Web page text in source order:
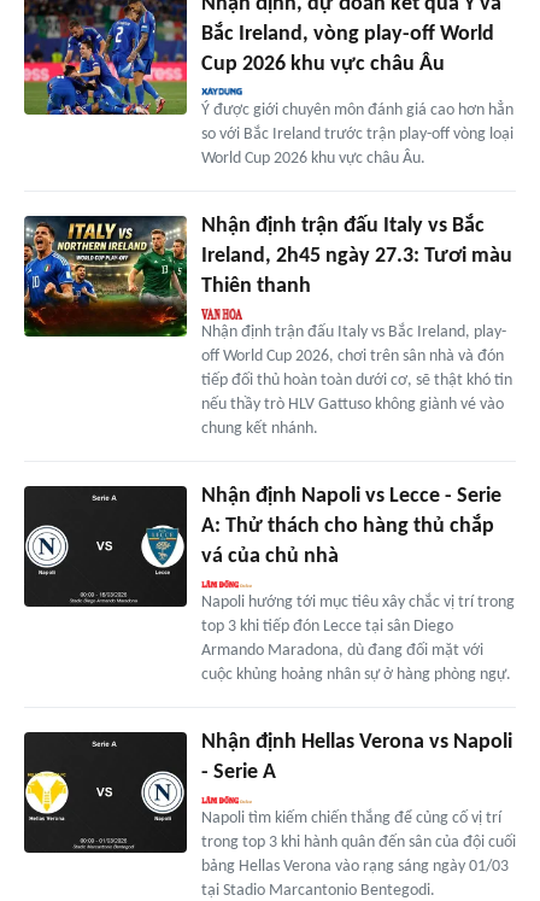
Bắc Ireland, vòng play-off World
Cup 2026 khu vực châu Âu
Ý được giới chuyên môn đánh giá cao hơn hẳn
so với Bắc Ireland trước trận play-off vòng loại
World Cup 2026 khu vực châu Âu.
Nhận định trận đấu Italy vs Bắc
Ireland, 2h45 ngày 27.3: Tươi màu
Thiên thanh
Nhận định trận đấu Italy vs Bắc Ireland, play-
off World Cup 2026, chơi trên sân nhà và đón
tiếp đối thủ hoàn toàn dưới cơ, sẽ thật khó tin
nếu thầy trò HLV Gattuso không giành vé vào
chung kết nhánh.
Nhận định Napoli vs Lecce - Serie
A: Thử thách cho hàng thủ chắp
vá của chủ nhà
Napoli hướng tới mục tiêu xây chắc vị trí trong
top 3 khi tiếp đón Lecce tại sân Diego
Armando Maradona, dù đang đối mặt với
cuộc khủng hoảng nhân sự ở hàng phòng ngự.
Nhận định Hellas Verona vs Napoli
- Serie A
Napoli tìm kiếm chiến thắng để củng cố vị trí
trong top 3 khi hành quân đến sân của đội cuối
bảng Hellas Verona vào rạng sáng ngày 01/03
tại Stadio Marcantonio Bentegodi.